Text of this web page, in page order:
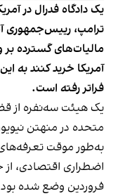
یک دادگاه فدرال در
ترامپ، رییس‌جمهوری
مالیات‌های گسترده بر
آمریکا خرید کنند به
فراتر رفته است.
یک هیئت سه‌نفره از
متحده در منهتن
به‌طور موقت تعرفه‌های
اضطراری اقتصادی،
فروردین وضع شده